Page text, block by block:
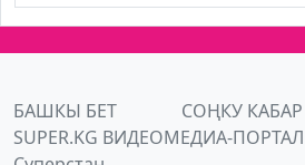
БАШКЫ БЕТ СОҢКУ КАБАР
SUPER.KG ВИДЕОМЕДИА-ПОРТАЛ